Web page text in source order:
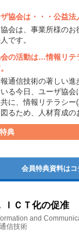
協会は・・・公益法
会は、事業所様のお
です。
の活動は…情報リテ
通信技術の著しい進
る今日、ユーザ協
に、情報リテラシ
るため、人材育成
典
会員特典資料はコ
ＩＣＴ化の促准
and
信技術